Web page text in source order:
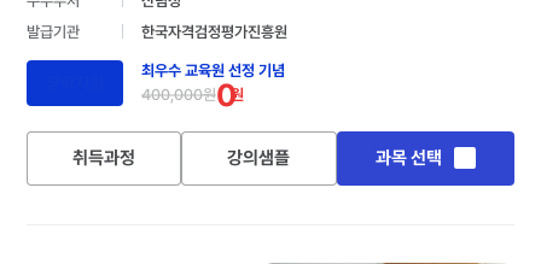
발급기관
한국자격검정평가진흥원
최우수 교육원 선정 기념
400,000원0원
취득과정 강의샘플 과목 선택